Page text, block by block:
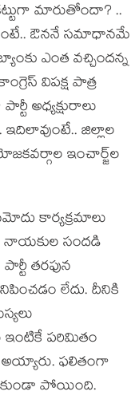
మారుతోందా? ..
ఔన‌నే స‌మాధాన‌మే
ఎంత వ‌చ్చింద‌న్న
విప‌క్ష పాత్ర
అధ్య‌క్షురాలు
ఇదిలావుంటే.. జిల్లాల
ఇంచార్జ్‌ల
కార్య‌క్ర‌మాలు
నాయ‌కుల సంద‌డి
త‌ర‌ఫున
లేదు. దీనికి
ఇంటికే ప‌రిమితం
ఫ‌లితంగా
లేకుండా పోయింది.